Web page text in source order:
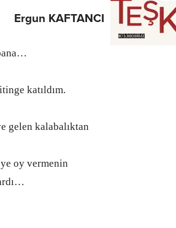
Ergun KAFTANCI
katıldım.
gelen kalabalıktan
oy vermenin